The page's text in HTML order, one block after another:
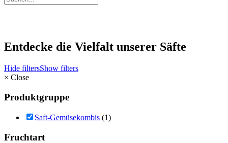
Entdecke die Vielfalt unserer Säfte
Hide filtersShow filters
× Close
Produktgruppe
Saft-Gemüsekombis (1)
Fruchtart